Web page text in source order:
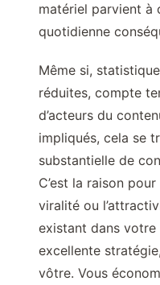
matériel parvient à
quotidienne
Même si,
réduites, compte
d’acteurs du
impliqués, cela se
substantielle de
C’est la raison
viralité ou
existant dans votre
excellente
vôtre. Vous